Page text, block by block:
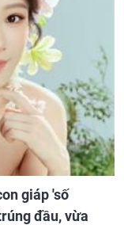
giáp 'số
đầu, vừa